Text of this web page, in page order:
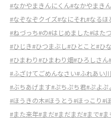
#なかやまきんにくん#なかやまき
#なぞなぞクイズ#なにそれ#なるほ
#ねづっち#の#はじめました#はた
#ひじき#ひつまぶし#ひとこと#ひ
#ひまわり#ひまわり畑#ひろしさん
#ふざけてごめんなさい#ふれあい
#ぶちあげます#ぷちぷち君#ぷよぷ
#ほうきの木#ほうとう#ほっこり#
#また来年#まだ#まだまだ#まで#ま